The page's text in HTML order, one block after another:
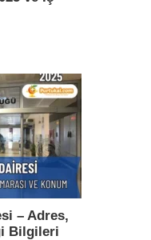
– Adres,
Bilgileri